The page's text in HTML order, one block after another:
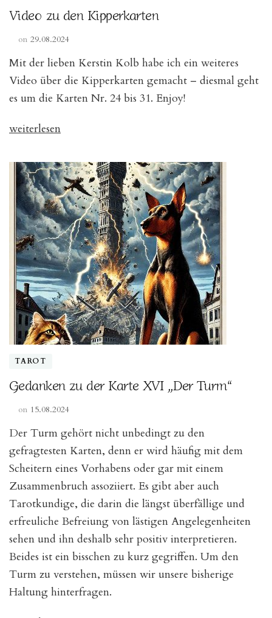
Video zu den Kipperkarten
on 29.08.2024
Mit der lieben Kerstin Kolb habe ich ein weiteres
Video über die Kipperkarten gemacht – diesmal geht
es um die Karten Nr. 24 bis 31. Enjoy!
„Video
den
Kipperkarten“
weiterlesen
TAROT
Gedanken zu der Karte XVI „Der Turm“
on 15.08.2024
Der Turm gehört nicht unbedingt zu den
gefragtesten Karten, denn er wird häufig mit dem
Scheitern eines Vorhabens oder gar mit einem
Zusammenbruch assoziiert. Es gibt aber auch
Tarotkundige, die darin die längst überfällige und
erfreuliche Befreiung von lästigen Angelegenheiten
sehen und ihn deshalb sehr positiv interpretieren.
Beides ist ein bisschen zu kurz gegriffen. Um den
Turm zu verstehen, müssen wir unsere bisherige
Haltung hinterfragen.